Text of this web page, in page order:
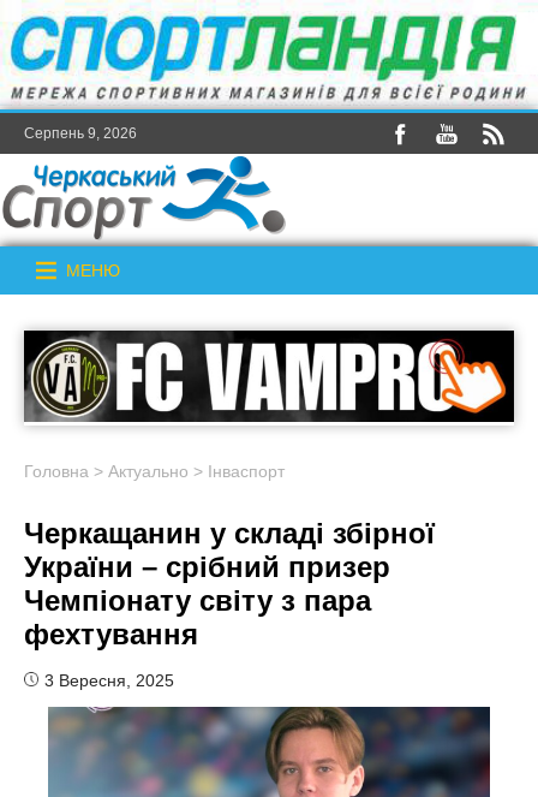
Серпень 9, 2026
МЕНЮ
Головна > Актуально > Інваспорт
Черкащанин у складі збірної
України – срібний призер
Чемпіонату світу з пара
фехтування
3 Вересня, 2025